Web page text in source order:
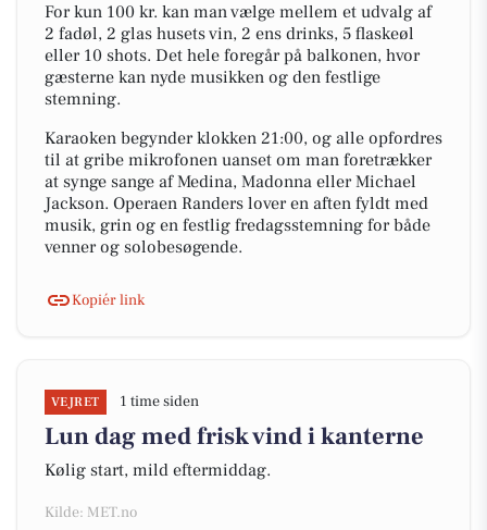
For kun 100 kr. kan man vælge mellem et udvalg af
2 fadøl, 2 glas husets vin, 2 ens drinks, 5 flaskeøl
eller 10 shots. Det hele foregår på balkonen, hvor
gæsterne kan nyde musikken og den festlige
stemning.
Karaoken begynder klokken 21:00, og alle opfordres
til at gribe mikrofonen uanset om man foretrækker
at synge sange af Medina, Madonna eller Michael
Jackson. Operaen Randers lover en aften fyldt med
musik, grin og en festlig fredagsstemning for både
venner og solobesøgende.
Kopiér link
VEJRET 1 time siden
Lun dag med frisk vind i kanterne
Kølig start, mild eftermiddag.
Kilde: MET.no